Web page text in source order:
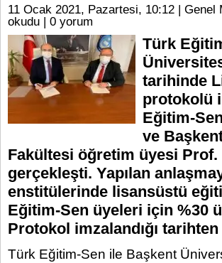
11 Ocak 2021, Pazartesi, 10:12 | Genel
okudu | 0 yorum
Türk
tarihinde
protokolü
Eğitim-
ve
Fakültesi öğretim üyesi Prof.
gerçekleşti. Yapılan
enstitülerinde lisansüstü
Eğitim-Sen üyeleri için %30
Protokol imzalandığı
Türk Eğitim-Sen ile Başkent